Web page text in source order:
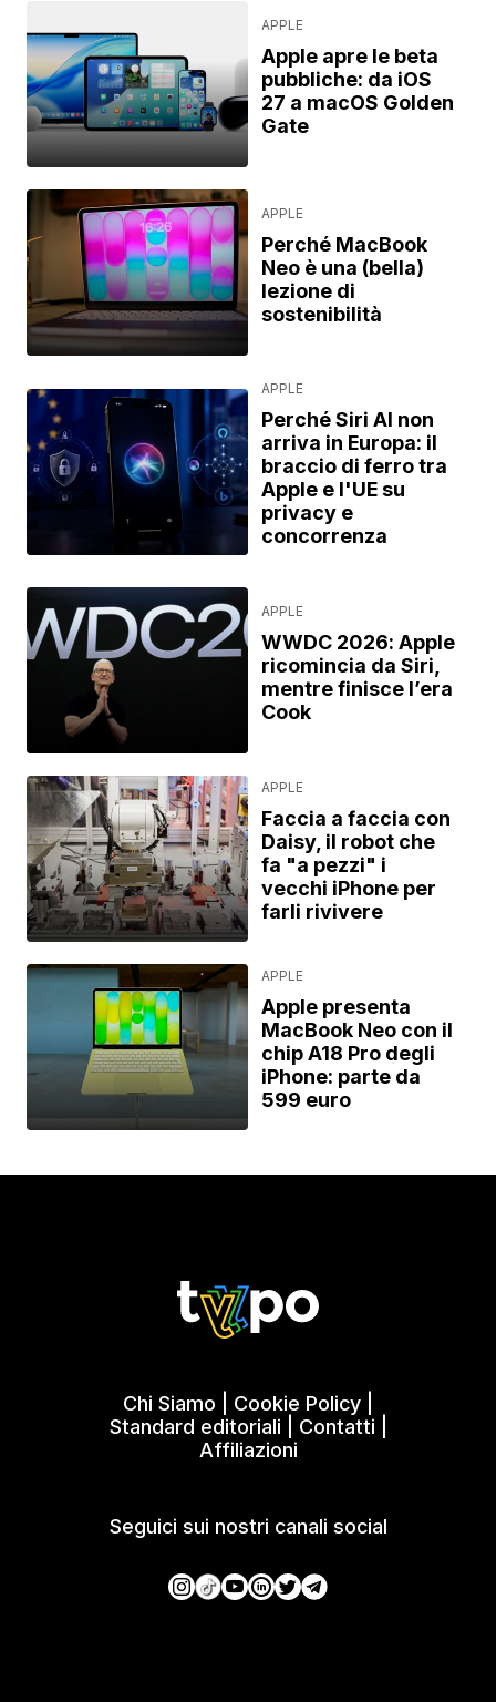
APPLE
Apple apre le beta
pubbliche: da iOS
27 a macOS Golden
Gate
APPLE
Perché MacBook
Neo è una (bella)
lezione di
sostenibilità
APPLE
Perché Siri AI non
arriva in Europa: il
braccio di ferro tra
Apple e l'UE su
privacy e
concorrenza
APPLE
WWDC 2026: Apple
ricomincia da Siri,
mentre finisce l’era
Cook
APPLE
Faccia a faccia con
Daisy, il robot che
fa "a pezzi" i
vecchi iPhone per
farli rivivere
APPLE
Apple presenta
MacBook Neo con il
chip A18 Pro degli
iPhone: parte da
599 euro
Chi Siamo Cookie Policy
Standard editoriali
Contatti
Affiliazioni
Seguici sui nostri canali social